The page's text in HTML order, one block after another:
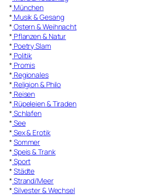
* München
* Musik & Gesang
* Ostern & Weihnacht
* Pflanzen & Natur
* Poetry Slam
* Politik
* Promis
* Regionales
* Religion & Philo
* Reisen
* Rüpeleien & Tiraden
* Schlafen
* See
* Sex & Erotik
* Sommer
* Speis & Trank
* Sport
* Städte
* Strand/Meer
* Silvester & Wechsel